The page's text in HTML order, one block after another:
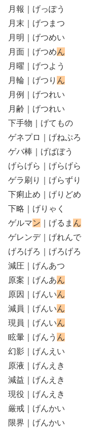
月報｜げっぽう
月末｜げつまつ
月明｜げつめい
月面｜げつめん
月曜｜げつよう
月輪｜げつり ん
月例｜げつれい
月齢｜げつれい
下手物｜げてもの
ゲネプロ｜げねぷろ
ゲバ棒｜げばぼう
げらげら｜げらげら
ゲラ刷り｜げらずり
下痢止め｜げりどめ
下略｜げりゃく
ゲルマン ｜げるま ん
ゲレンデ｜げれんで
げろげろ｜げろげろ
減圧｜げんあつ
原案｜げんあん
原因｜げんいん
減員｜げんいん
現員｜げんいん
眩暈｜げんう ん
幻影｜げんえい
原液｜げんえき
減益｜げんえき
現役｜げんえき
厳戒｜げんかい
限界｜げんかい